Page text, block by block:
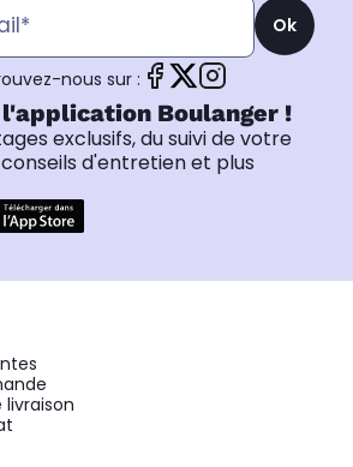
Ok
nous sur :
Boulanger !
exclusifs, du suivi de votre
d'entretien et plus
livraison